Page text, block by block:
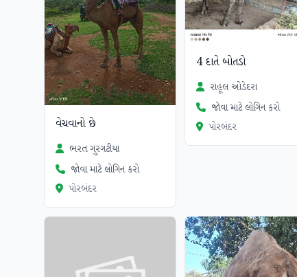
વેચવાનો છે
ભરત ગુરગટીયા
જોવા માટે લોગિન કરો
પોરબંદર
4 દાતે બોતડો
રાહૂલ ઓડેદરા
જોવા માટે લોગિન કરો
પોરબંદર